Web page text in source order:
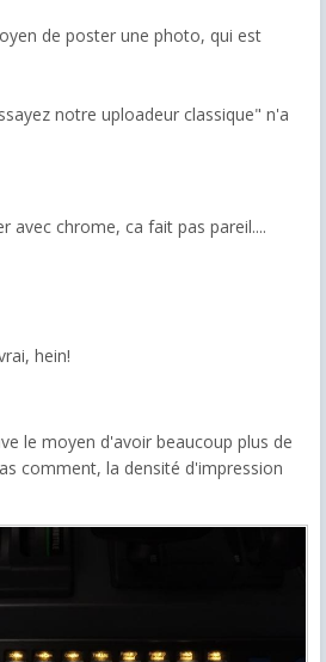
de poster une photo, qui est
notre uploadeur classique" n'a
avec chrome, ca fait pas pareil....
hein!
le moyen d'avoir beaucoup plus de
comment, la densité d'impression